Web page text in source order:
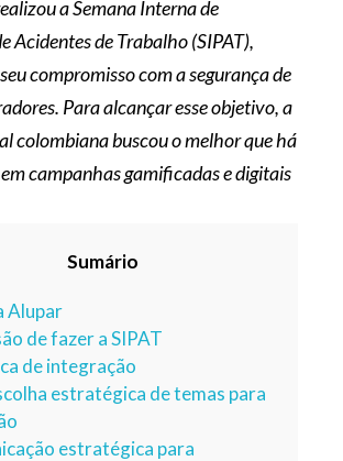
a Semana Interna de
Acidentes de Trabalho (SIPAT),
compromisso com a segurança de
Para alcançar esse objetivo, a
colombiana buscou o melhor que há
campanhas gamificadas e digitais
Sumário
Alupar
de fazer a SIPAT
de integração
estratégica de temas para
estratégica para